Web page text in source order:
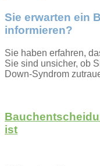
Sie erwarten ein
informieren?
Sie haben erfahren,
Sie sind unsicher, ob
Down-Syndrom
ist